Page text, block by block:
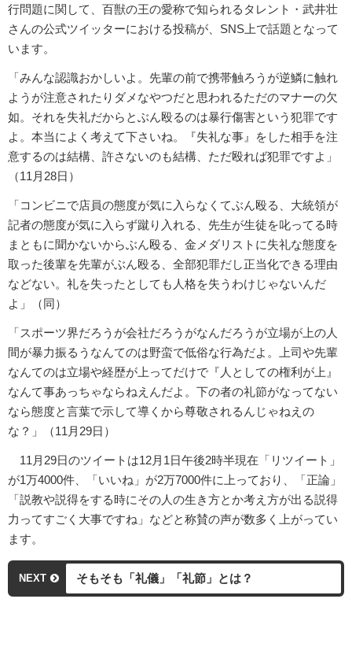
行問題に関して、百獣の王の愛称で知られるタレント・武井壮
さんの公式ツイッターにおける投稿が、SNS上で話題となって
います。
「みんな認識おかしいよ。先輩の前で携帯触ろうが逆鱗に触れ
ようが注意されたりダメなやつだと思われるただのマナーの欠
如。それを失礼だからとぶん殴るのは暴行傷害という犯罪です
よ。本当によく考えて下さいね。『失礼な事』をした相手を注
意するのは結構、許さないのも結構、ただ殴れば犯罪ですよ」
（11月28日）
「コンビニで店員の態度が気に入らなくてぶん殴る、大統領が
記者の態度が気に入らず蹴り入れる、先生が生徒を叱ってる時
まともに聞かないからぶん殴る、金メダリストに失礼な態度を
取った後輩を先輩がぶん殴る、全部犯罪だし正当化できる理由
などない。礼を失ったとしても人格を失うわけじゃないんだ
よ」（同）
「スポーツ界だろうが会社だろうがなんだろうが立場が上の人
間が暴力振るうなんてのは野蛮で低俗な行為だよ。上司や先輩
なんてのは立場や経歴が上ってだけで『人としての権利が上』
なんて事あっちゃならねえんだよ。下の者の礼節がなってない
なら態度と言葉で示して導くから尊敬されるんじゃねえの
な？」（11月29日）
11月29日のツイートは12月1日午後2時半現在「リツイート」
が1万4000件、「いいね」が2万7000件に上っており、「正論」
「説教や説得をする時にその人の生き方とか考え方が出る説得
力ってすごく大事ですね」などと称賛の声が数多く上がってい
ます。
NEXT そもそも「礼儀」「礼節」とは？